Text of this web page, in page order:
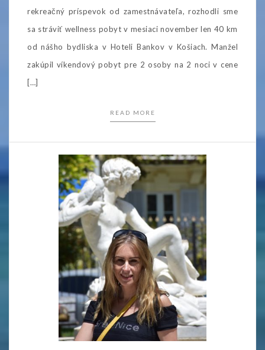
rekreačný príspevok od zamestnávateľa, rozhodli sme
sa stráviť wellness pobyt v mesiaci november len 40 km
od nášho bydliska v Hoteli Bankov v Košiach. Manžel
zakúpil víkendový pobyt pre 2 osoby na 2 noci v cene
[…]
READ MORE